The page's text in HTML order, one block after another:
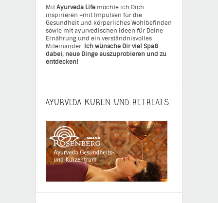
MitAyurveda Life möchte ich Dich
inspirieren –mit Impulsen für die
Gesundheit und körperliches Wohlbefinden
sowie mit ayurvedischen Ideen für Deine
Ernährung und ein verständnisvolles
Miteinander. Ich wünsche Dir viel Spaß
dabei, neue Dinge auszuprobieren und zu
entdecken!
AYURVEDA KUREN UND RETREATS